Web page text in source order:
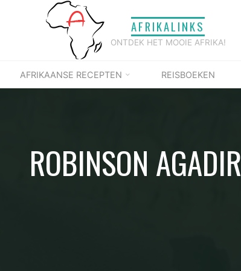
AFRIKALINKS
ONTDEK HET MOOIE AFRIKA!
AFRIKAANSE RECEPTEN REISBOEKEN
ROBINSON AGADIR